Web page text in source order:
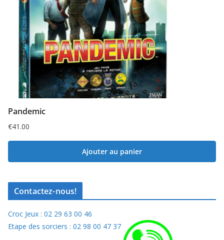
Pandemic
€41.00
Ajouter au panier
Contactez-nous!
Croc Jeux : 02 29 63 00 46
Etape des sorciers : 02 98 00 47 37